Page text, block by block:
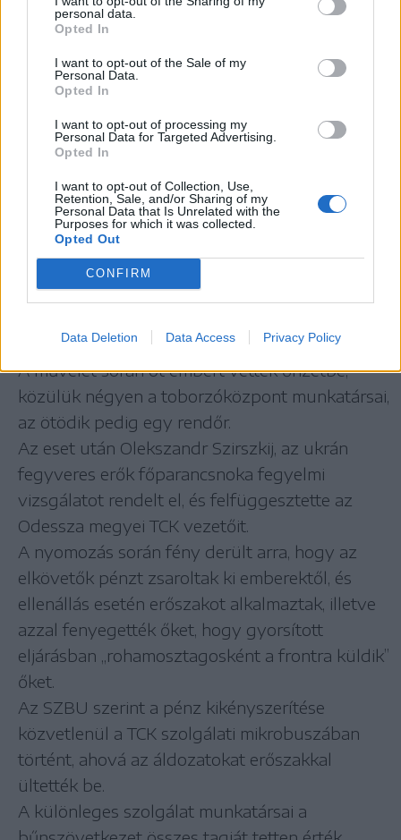
personal data.
Opted In
I want to opt-out of the Sale of my
Personal Data.
Opted In
I want to opt-out of processing my
Personal Data for Targeted Advertising.
Opted In
I want to opt-out of Collection, Use,
Retention, Sale, and/or Sharing of my
Personal Data that Is Unrelated with the
Purposes for which it was collected.
Opted Out
CONFIRM
Data Deletion Data Access Privacy Policy
az odesszai toborzóközpont több
munkatársát
Az ukrán hatóságok hivatalosan megerősítették
kedden annak az odesszai műveletnek a
letartóztatták a Területi Toborzási és Szociális
Támogatási Központ (TCK és SZP) négy
munkatársát.
Az UNIAN hírügynökség az Ukrán Biztonsági
Szolgálatra (SZBU) hivatkozva arról számolt be,
hogy a gyanúsítottak letartóztatásuk előtt el
akartak menekülni a rendvédelmi szervek
rálőttek autójuk kerekeire.
A művelet során öt embert vettek őrizetbe,
közülük négyen a toborzóközpont munkatársai,
az ötödik pedig egy rendőr.
Az eset után Olekszandr Szirszkij, az ukrán
fegyveres erők főparancsnoka fegyelmi
vizsgálatot rendelt el, és felfüggesztette az
Odessza megyei TCK vezetőit.
A nyomozás során fény derült arra, hogy az
elkövetők pénzt zsaroltak ki emberektől, és
ellenállás esetén erőszakot alkalmaztak, illetve
azzal fenyegették őket, hogy gyorsított
eljárásban „rohamosztagosként a frontra küldik”
őket.
Az SZBU szerint a pénz kikényszerítése
közvetlenül a TCK szolgálati mikrobuszában
történt, ahová az áldozatokat erőszakkal
ültették be.
A különleges szolgálat munkatársai a